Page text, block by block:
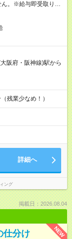
。※給与即受取りサ
阪府・阪神線)駅から
残業少なめ！）
詳細へ
ング
掲載日：2026.08.04
NEW
仕分け